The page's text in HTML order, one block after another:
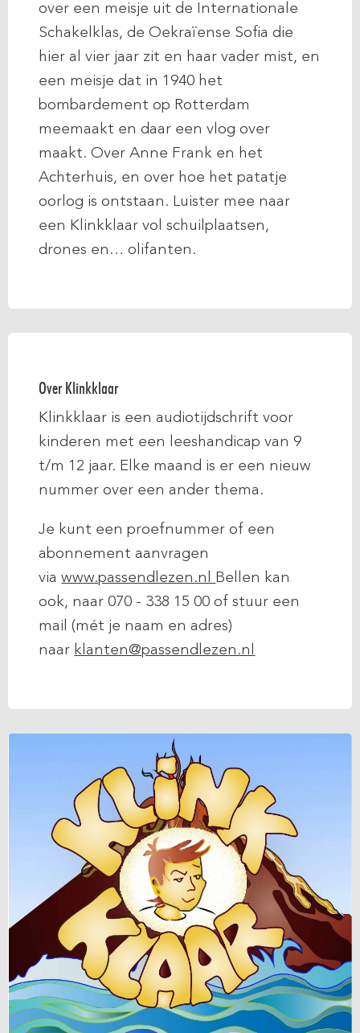
over een meisje uit de Internationale
Schakelklas, de Oekraïense Sofia die
hier al vier jaar zit en haar vader mist, en
een meisje dat in 1940 het
bombardement op Rotterdam
meemaakt en daar een vlog over
maakt. Over Anne Frank en het
Achterhuis, en over hoe het patatje
oorlog is ontstaan. Luister mee naar
een Klinkklaar vol schuilplaatsen,
drones en… olifanten.
Over Klinkklaar
Klinkklaar is een audiotijdschrift voor
kinderen met een leeshandicap van 9
t/m 12 jaar. Elke maand is er een nieuw
nummer over een ander thema.
Je kunt een proefnummer of een
abonnement aanvragen
viawww.passendlezen.nl Bellen kan
ook, naar 070 - 338 15 00 of stuur een
mail (mét je naam en adres)
naar klanten@passendlezen.nl